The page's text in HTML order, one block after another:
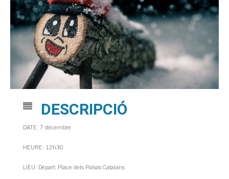
DESCRIPCIÓ
DATE: 7 décembre
HEURE: 12h30
LIEU: Départ: Place dels Països Catalans